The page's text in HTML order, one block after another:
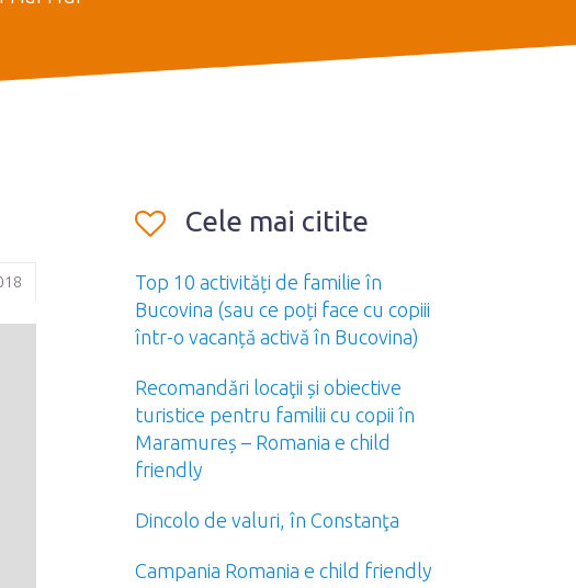
Cele mai citite
Top 10 activități de familie în
Bucovina (sau ce poți face cu copiii
într-o vacanță activă în Bucovina)
Recomandări locaţii și obiective
turistice pentru familii cu copii în
Maramureș – Romania e child
friendly
Dincolo de valuri, în Constanţa
Campania Romania e child friendly